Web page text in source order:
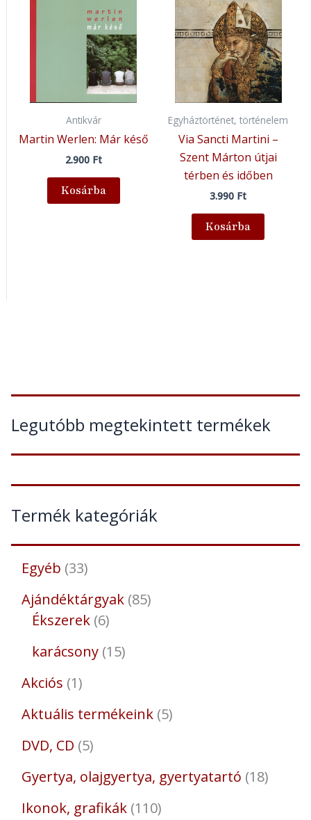
Legutóbb megtekintett termékek
Termék kategóriák
Egyéb 33
Ajándéktárgyak 85
Ékszerek 6
karácsony 15
Akciós 1
Aktuális termékeink 5
DVD, CD 5
Gyertya, olajgyertya, gyertyatartó 18
Ikonok, grafikák 110
Antikvár
Martin Werlen: Már késő
2.900 Ft
Kosárba
Egyháztörténet, történelem
Via Sancti Martini –
Szent Márton útjai
térben és időben
3.990 Ft
Kosárba